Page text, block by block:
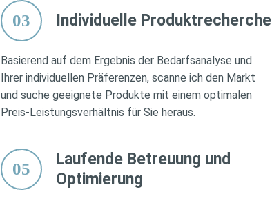
03 Individuelle Produktrecherche
Basierend auf dem Ergebnis der Bedarfsanalyse und
Ihrer individuellen Präferenzen, scanne ich den Markt
und suche geeignete Produkte mit einem optimalen
Preis-Leistungsverhältnis für Sie heraus.
05
Laufende Betreuung und
Optimierung